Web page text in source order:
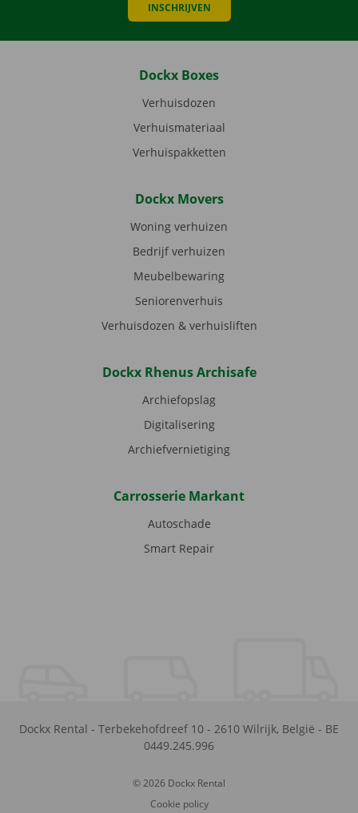
INSCHRIJVEN
Dockx Boxes
Verhuisdozen
Verhuismateriaal
Verhuispakketten
Dockx Movers
Woning verhuizen
Bedrijf verhuizen
Meubelbewaring
Seniorenverhuis
Verhuisdozen & verhuisliften
Dockx Rhenus Archisafe
Archiefopslag
Digitalisering
Archiefvernietiging
Carrosserie Markant
Autoschade
Smart Repair
Dockx Rental - Terbekehofdreef 10 - 2610 Wilrijk, België - BE
0449.245.996
© 2026 Dockx Rental
Cookie policy